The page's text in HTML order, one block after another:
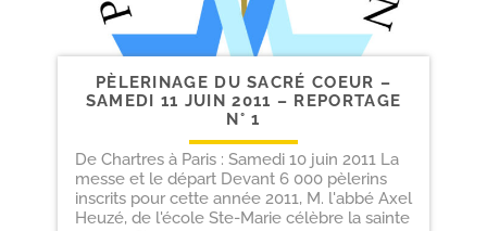
PÈLERINAGE DU SACRÉ COEUR –
SAMEDI 11 JUIN 2011 – REPORTAGE
N° 1
De Chartres à Paris : Samedi 10 juin 2011 La
messe et le départ Devant 6 000 pèlerins
inscrits pour cette année 2011, M. l'abbé Axel
Heuzé, de l'école Ste-Marie célèbre la sainte